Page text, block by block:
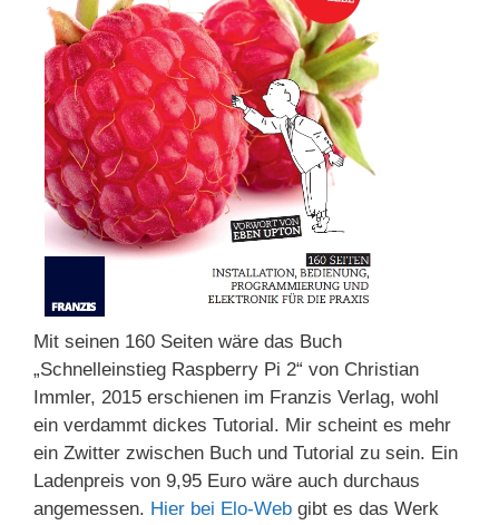
Mit seinen 160 Seiten wäre das Buch
„Schnelleinstieg Raspberry Pi 2“ von Christian
Immler, 2015 erschienen im Franzis Verlag, wohl
ein verdammt dickes Tutorial. Mir scheint es mehr
ein Zwitter zwischen Buch und Tutorial zu sein. Ein
Ladenpreis von 9,95 Euro wäre auch durchaus
angemessen. Hier bei Elo-Web gibt es das Werk